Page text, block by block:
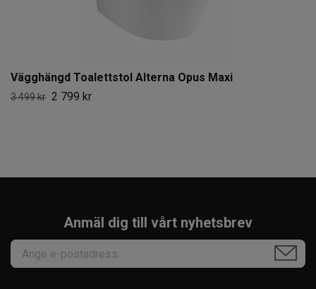
Vägghängd Toalettstol Alterna Opus Maxi
3 499 kr 2 799 kr
Anmäl dig till vårt nyhetsbrev